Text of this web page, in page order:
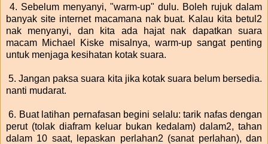
4. Sebelum menyanyi, "warm-up" dulu. Boleh rujuk dalam
banyak site internet macamana nak buat. Kalau kita betul2
nak menyanyi, dan kita ada hajat nak dapatkan suara
macam Michael Kiske misalnya, warm-up sangat penting
untuk menjaga kesihatan kotak suara.
5. Jangan paksa suara kita jika kotak suara belum bersedia.
nanti mudarat.
6. Buat latihan pernafasan begini selalu: tarik nafas dengan
perut (tolak diafram keluar bukan kedalam) dalam2, tahan
dalam 10 saat, lepaskan perlahan2 (sanat perlahan), dan